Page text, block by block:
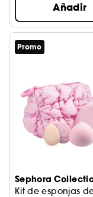
Añadir
Promo
Sephora
Kit de esponjas